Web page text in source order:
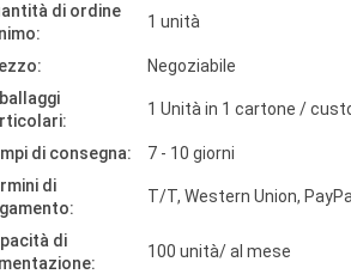
di ordine
1 unità
Negoziabile
1 Unità in 1 cartone /
di consegna:
7 - 10 giorni
di
T/T, Western Union, PayPal
di
100 unità/ al mese